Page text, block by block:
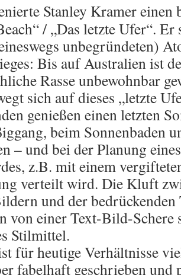
Stanley Kramer
/ „Das letzte Ufer“.
unbegründeten)
Bis auf Australien ist
Rasse unbewohnbar
sich auf dieses „letzte
genießen einen letzten
beim Sonnenbaden
– und bei der Planung
z.B. mit einem
verteilt wird. Die Kluft
und der
von einer Text-Bild-Schere
Stilmittel.
für heutige Verhältnisse
fabelhaft geschrieben und